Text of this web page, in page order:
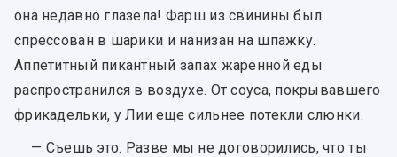
она недавно глазела! Фарш из свинины был
спрессован в шарики и нанизан на шпажку.
Аппетитный пикантный запах жаренной еды
распространился в воздухе. От соуса, покрывавшего
фрикадельки, у Лии еще сильнее потекли слюнки.
— Съешь это. Разве мы не договорились, что ты